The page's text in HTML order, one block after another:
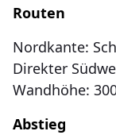
Routen
Nordkante:
Direkter
Wandhöhe:
Abstieg